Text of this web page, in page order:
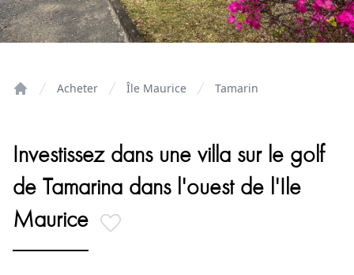
Acheter Île Maurice Tamarin
Investissez dans une villa sur le golf
de Tamarina dans l'ouest de l'Ile
Maurice